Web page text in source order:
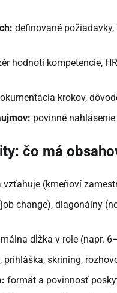
definované
hodnotí kompetencie,
krokov,
povinné
čo má
vzťahuje (kmeňoví
change), diagonálny
dĺžka v role (napr.
prihláška, skríning,
formát a povinnosť